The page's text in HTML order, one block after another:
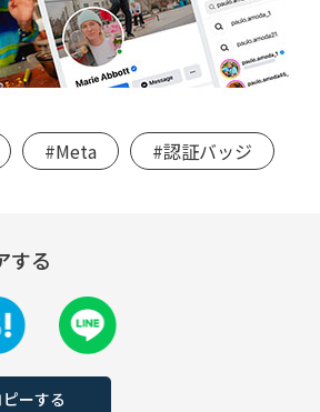
#Meta #認証バッジ
する
ーする